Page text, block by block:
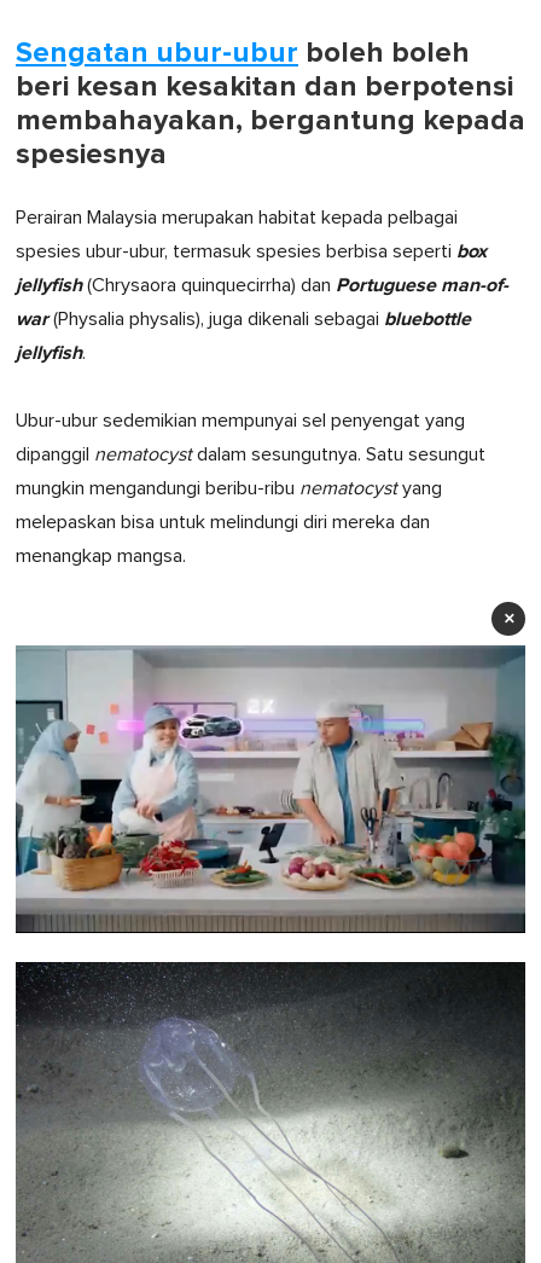
Sengatan ubur-ubur boleh boleh
beri kesan kesakitan dan berpotensi
membahayakan, bergantung kepada
spesiesnya
Perairan Malaysia merupakan habitat kepada pelbagai
spesies ubur-ubur, termasuk spesies berbisa seperti box
jellyfish(Chrysaora quinquecirrha) dan Portuguese man-of-
war(Physalia physalis), juga dikenali sebagai bluebottle
jellyfish.
Ubur-ubur sedemikian mempunyai sel penyengat yang
dipanggil nematocystdalam sesungutnya. Satu sesungut
mungkin mengandungi beribu-ribu nematocystyang
melepaskan bisa untuk melindungi diri mereka dan
menangkap mangsa.
×
of
1
minute,
0